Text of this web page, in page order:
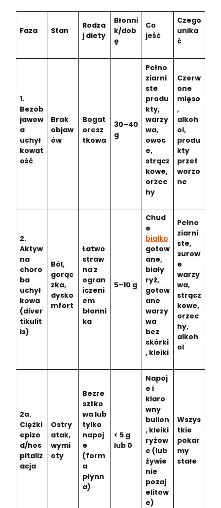
Faza Stan
Rodza
j diety
Błonni
k/dob
ę
Co
jeść
Czego
unika
ć
1.
Bezob
jawow
a
uchył
kowat
ość
Brak
objaw
ów
Bogat
oresz
tkowa
30–40
g
Pełno
ziarni
ste
produ
kty,
warzy
wa,
owoc
e,
strącz
kowe,
orzec
hy
Czerw
one
mięso
,
alkoh
ol,
produ
kty
przet
worzo
ne
2.
Aktyw
na
choro
ba
uchył
kowa
(diver
tikulit
is)
Ból,
gorąc
zka,
dysko
mfort
Łatwo
straw
na z
ogran
iczeni
em
błonni
ka
5–10 g
Chud
e
białko
gotow
ane,
biały
ryż,
gotow
ane
warzy
wa
bez
skórki
, kleiki
Pełno
ziarni
ste,
surow
e
warzy
wa,
strącz
kowe,
orzec
hy,
alkoh
ol
2a.
Ciężki
epizo
d/hos
pitaliz
acja
Ostry
atak,
wymi
oty
Bezre
sztko
wa lub
tylko
napoj
e
(form
a
płynn
a)
< 5 g
lub 0
Napoj
e i
klaro
wny
bulion
, kleiki
ryżow
e (lub
żywie
nie
pozaj
elitow
e)
Wszys
tkie
pokar
my
stałe